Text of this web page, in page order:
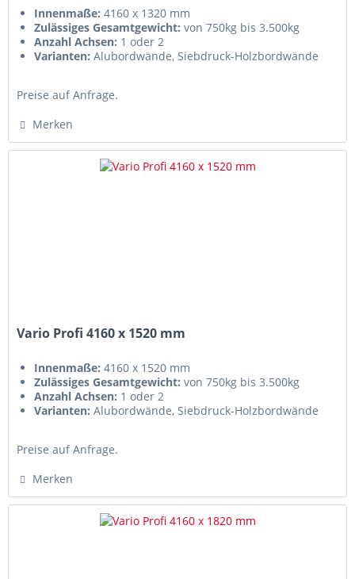
Innenmaße: 4160 x 1320 mm
Zulässiges Gesamtgewicht: von 750kg bis 3.500kg
Anzahl Achsen: 1 oder 2
Varianten: Alubordwände, Siebdruck-Holzbordwände
Preise auf Anfrage.
Merken
Vario Profi 4160 x 1520 mm
Innenmaße: 4160 x 1520 mm
Zulässiges Gesamtgewicht: von 750kg bis 3.500kg
Anzahl Achsen: 1 oder 2
Varianten: Alubordwände, Siebdruck-Holzbordwände
Preise auf Anfrage.
Merken